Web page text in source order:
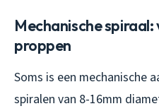
Mechanische
proppen
Soms is een mechanische
spiralen van 8-16mm